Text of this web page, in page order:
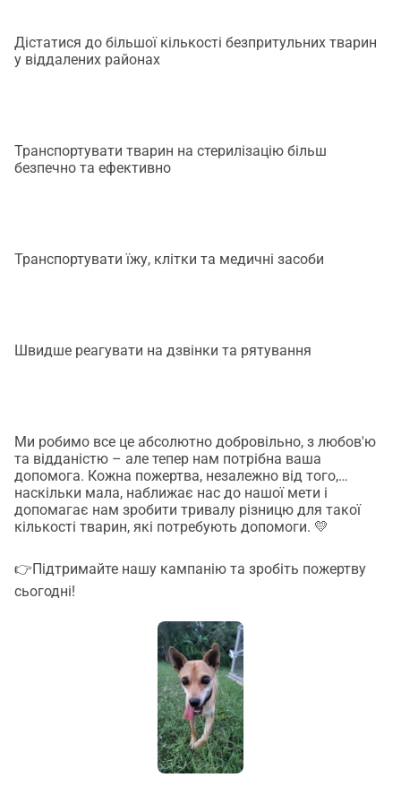
Дістатися до більшої кількості безпритульних тварин
у віддалених районах
Транспортувати тварин на стерилізацію більш
безпечно та ефективно
Транспортувати їжу, клітки та медичні засоби
Швидше реагувати на дзвінки та рятування
Ми робимо все це абсолютно добровільно, з любов'ю
та відданістю – але тепер нам потрібна ваша
допомога. Кожна пожертва, незалежно від того,
наскільки мала, наближає нас до нашої мети і
допомагає нам зробити тривалу різницю для такої
кількості тварин, які потребують допомоги. 💛
👉Підтримайте нашу кампанію та зробіть пожертву
сьогодні!